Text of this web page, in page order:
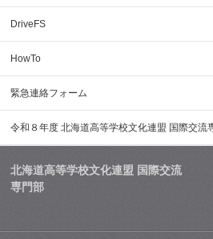
DriveFS
HowTo
緊急連絡フォーム
令和８年度 北海道高等学校文化連盟 国際交流
北海道高等学校文化連盟 国際交流
専門部